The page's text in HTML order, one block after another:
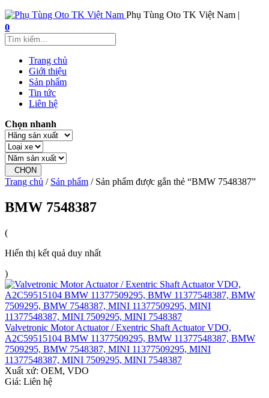
Phụ Tùng Oto TK Việt Nam |
0
Trang chủ
Giới thiệu
Sản phẩm
Tin tức
Liên hệ
Chọn nhanh
CHỌN
Trang chủ / Sản phẩm / Sản phẩm được gắn thẻ “BMW 7548387”
BMW 7548387
(
Hiển thị kết quả duy nhất
)
Valvetronic Motor Actuator / Exentric Shaft Actuator VDO,
A2C59515104 BMW 11377509295, BMW 11377548387, BMW
7509295, BMW 7548387, MINI 11377509295, MINI
11377548387, MINI 7509295, MINI 7548387
Xuất xứ: OEM, VDO
Giá: Liên hệ